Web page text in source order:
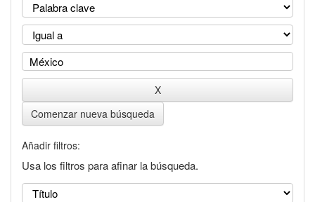
Comenzar nueva búsqueda
Añadir filtros:
Usa los filtros para afinar la búsqueda.